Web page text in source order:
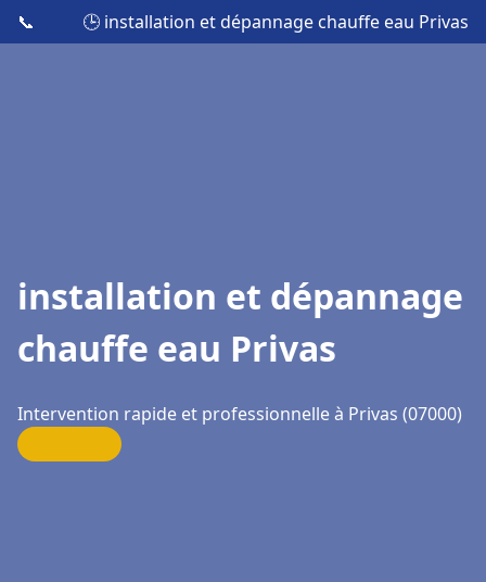
📞 🕒 installation et dépannage chauffe eau Privas
installation et dépannage
chauffe eau Privas
Intervention rapide et professionnelle à Privas (07000)